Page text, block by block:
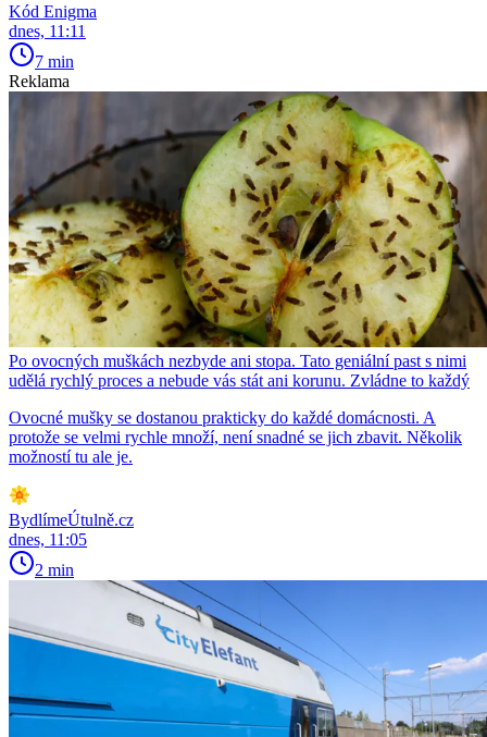
Kód Enigma
dnes, 11:11
7 min
Reklama
Po ovocných muškách nezbyde ani stopa. Tato geniální past s nimi
udělá rychlý proces a nebude vás stát ani korunu. Zvládne to každý
Ovocné mušky se dostanou prakticky do každé domácnosti. A
protože se velmi rychle množí, není snadné se jich zbavit. Několik
možností tu ale je.
BydlímeÚtulně.cz
dnes, 11:05
2 min